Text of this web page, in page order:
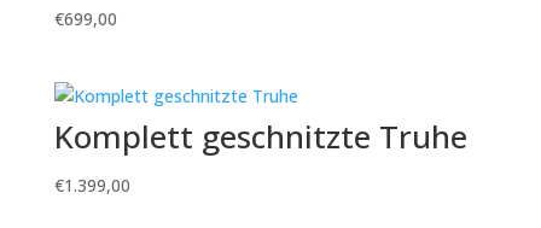
€699,00
Komplett geschnitzte Truhe
€1.399,00